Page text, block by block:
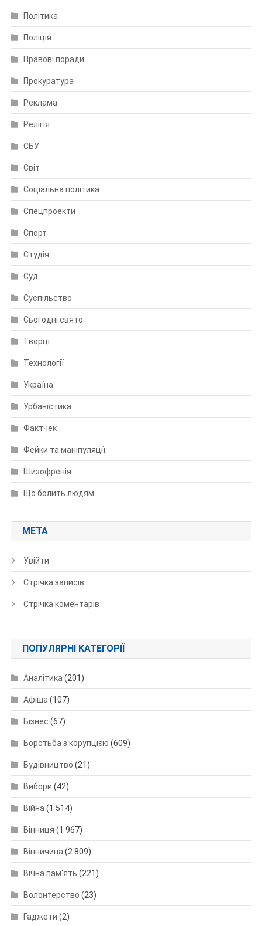
Політика
Поліція
Правові поради
Прокуратура
Реклама
Релігія
СБУ
Світ
Соціальна політика
Спецпроекти
Спорт
Студія
Суд
Суспільство
Сьогодні свято
Творці
Технології
Україна
Урбаністика
Фактчек
Фейки та маніпуляції
Шизофренія
Що болить людям
МЕТА
Увійти
Стрічка записів
Стрічка коментарів
ПОПУЛЯРНІ КАТЕГОРІЇ
Аналітика(201)
Афіша(107)
Бізнес (67)
Боротьба з корупцією (609)
Будівництво (21)
Вибори (42)
Війна(1 514)
Вінниця (1 967)
Вінничина(2 809)
Вічна пам'ять (221)
Волонтерство (23)
Гаджети (2)